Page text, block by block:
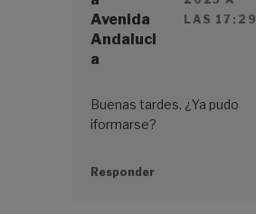
Avenida
Andaluci
a
LAS 17:29
Buenas tardes, ¿Ya pudo
iformarse?
Responder